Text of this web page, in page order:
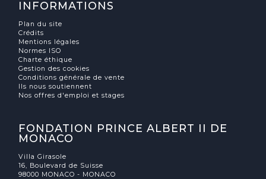
INFORMATIONS
Plan du site
Crédits
Mentions légales
Normes ISO
Charte éthique
Gestion des cookies
Conditions générale de vente
Ils nous soutiennent
Nos offres d'emploi et stages
FONDATION PRINCE ALBERT II DE
MONACO
Villa Girasole
16, Boulevard de Suisse
98000 MONACO - MONACO